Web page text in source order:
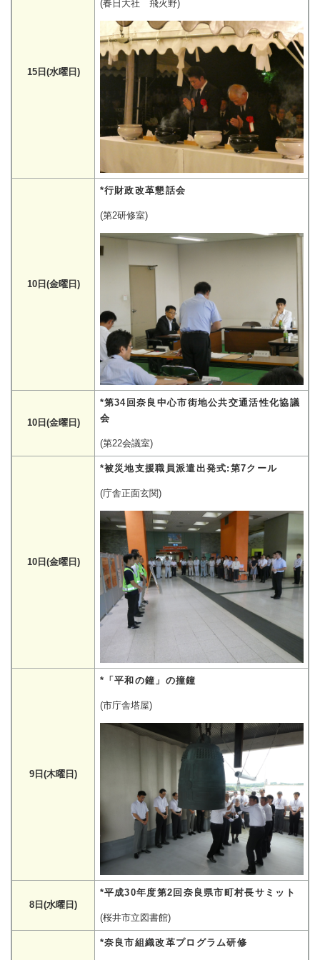
15日(水曜日)
(春日大社 飛火野)
10日(金曜日)
*行財政改革懇話会
(第2研修室)
10日(金曜日)
*第34回奈良中心市街地公共交通活性化協議
会
(第22会議室)
10日(金曜日)
*被災地支援職員派遣出発式:第7クール
(庁舎正面玄関)
9日(木曜日)
*「平和の鐘」の撞鐘
(市庁舎塔屋)
8日(水曜日)
*平成30年度第2回奈良県市町村長サミット
(桜井市立図書館)
*奈良市組織改革プログラム研修